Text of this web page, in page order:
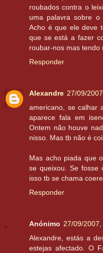
roubados contra o
uma palavra sobre o
Acho é que ele deve
que se está a fazer
roubar-nos mas tendo
Responder
Alexandre 27/09/
americano, se calhar
aparece fala em
Ontem não houve
nisso. Mas tb não é
Mas acho piada que
se queixou. Se fosse
isso tb se chama
Responder
Anónimo 27/09/
Alexandre, estás a
estejas afectado. O